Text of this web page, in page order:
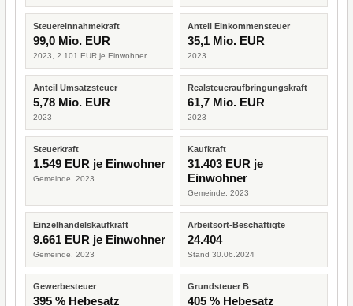
Steuereinnahmekraft
99,0 Mio. EUR
2023, 2.101 EUR je Einwohner
Anteil Einkommensteuer
35,1 Mio. EUR
2023
Anteil Umsatzsteuer
5,78 Mio. EUR
2023
Realsteueraufbringungskraft
61,7 Mio. EUR
2023
Steuerkraft
1.549 EUR je Einwohner
Gemeinde, 2023
Kaufkraft
31.403 EUR je
Einwohner
Gemeinde, 2023
Einzelhandelskaufkraft
9.661 EUR je Einwohner
Gemeinde, 2023
Arbeitsort-Beschäftigte
24.404
Stand 30.06.2024
Gewerbesteuer
395 % Hebesatz
Grundsteuer B
405 % Hebesatz